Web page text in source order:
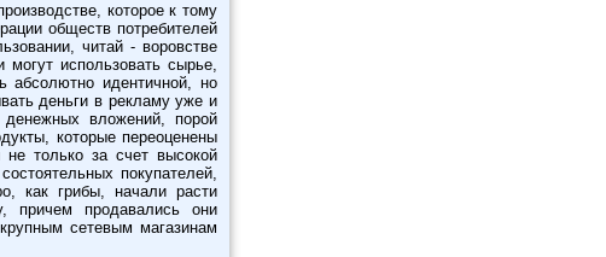
которое к тому
обществ потребителей
читай - воровстве
могут использовать сырье,
абсолютно идентичной, но
деньги в рекламу уже и
денежных вложений, порой
которые переоценены
только за счет высокой
покупателей,
как грибы, начали расти
причем продавались они
сетевым магазинам